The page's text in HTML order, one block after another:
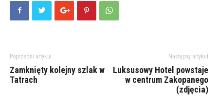
Poprzedni artykuł
Zamknięty kolejny szlak w
Tatrach
Następny artykuł
Luksusowy Hotel powstaje
w centrum Zakopanego
(zdjęcia)